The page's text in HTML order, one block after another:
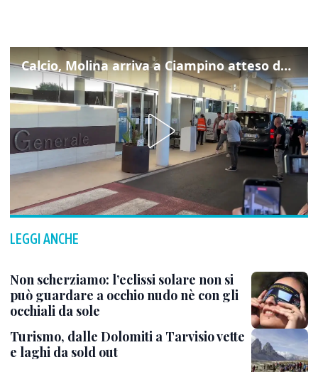
Calcio, Molina arriva a Ciampino atteso dalla Roma
LEGGI ANCHE
Non scherziamo: l’eclissi solare non si
può guardare a occhio nudo nè con gli
occhiali da sole
Turismo, dalle Dolomiti a Tarvisio vette
e laghi da sold out